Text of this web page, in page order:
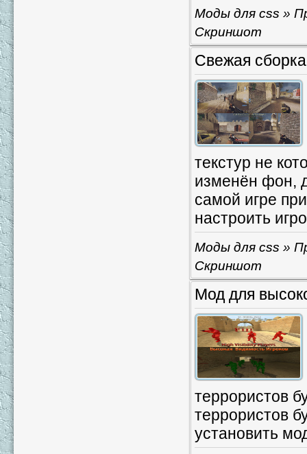
Моды для css »
Скриншот
Свежая
текстур не
изменён фон,
самой игре
настроить
Моды для css »
Скриншот
Мод для
террористов
террористов
установить